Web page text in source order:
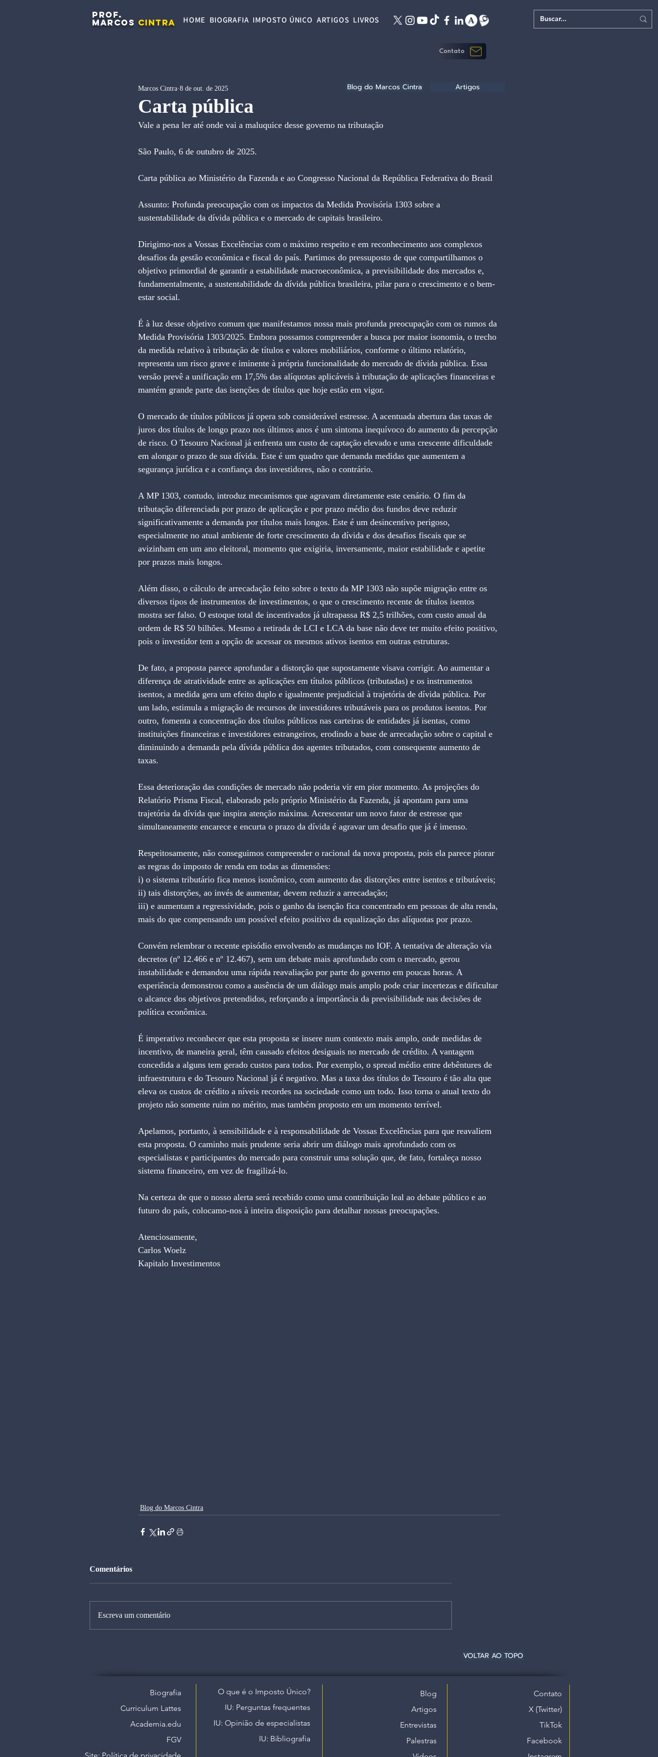
PROF.
MARCOS CINTRA HOME BIOGRAFIA IMPOSTO ÚNICO ARTIGOS LIVROS
Contato
Carta pública
Marcos Cintra 8 de out. de 2025
Vale a pena ler até onde vai a maluquice desse governo na tributação
São Paulo, 6 de outubro de 2025.
Carta pública ao Ministério da Fazenda e ao Congresso Nacional da República Federativa do Brasil
Assunto: Profunda preocupação com os impactos da Medida Provisória 1303 sobre a
sustentabilidade da dívida pública e o mercado de capitais brasileiro.
Dirigimo-nos a Vossas Excelências com o máximo respeito e em reconhecimento aos complexos
desafios da gestão econômica e fiscal do país. Partimos do pressuposto de que compartilhamos o
objetivo primordial de garantir a estabilidade macroeconômica, a previsibilidade dos mercados e,
fundamentalmente, a sustentabilidade da dívida pública brasileira, pilar para o crescimento e o bem-
estar social.
É à luz desse objetivo comum que manifestamos nossa mais profunda preocupação com os rumos da
Medida Provisória 1303/2025. Embora possamos compreender a busca por maior isonomia, o trecho
da medida relativo à tributação de títulos e valores mobiliários, conforme o último relatório,
representa um risco grave e iminente à própria funcionalidade do mercado de dívida pública. Essa
versão prevê a unificação em 17,5% das alíquotas aplicáveis à tributação de aplicações financeiras e
mantém grande parte das isenções de títulos que hoje estão em vigor.
O mercado de títulos públicos já opera sob considerável estresse. A acentuada abertura das taxas de
juros dos títulos de longo prazo nos últimos anos é um sintoma inequívoco do aumento da percepção
de risco. O Tesouro Nacional já enfrenta um custo de captação elevado e uma crescente dificuldade
em alongar o prazo de sua dívida. Este é um quadro que demanda medidas que aumentem a
segurança jurídica e a confiança dos investidores, não o contrário.
A MP 1303, contudo, introduz mecanismos que agravam diretamente este cenário. O fim da
tributação diferenciada por prazo de aplicação e por prazo médio dos fundos deve reduzir
significativamente a demanda por títulos mais longos. Este é um desincentivo perigoso,
especialmente no atual ambiente de forte crescimento da dívida e dos desafios fiscais que se
avizinham em um ano eleitoral, momento que exigiria, inversamente, maior estabilidade e apetite
por prazos mais longos.
Além disso, o cálculo de arrecadação feito sobre o texto da MP 1303 não supõe migração entre os
diversos tipos de instrumentos de investimentos, o que o crescimento recente de títulos isentos
mostra ser falso. O estoque total de incentivados já ultrapassa R$ 2,5 trilhões, com custo anual da
ordem de R$ 50 bilhões. Mesmo a retirada de LCI e LCA da base não deve ter muito efeito positivo,
pois o investidor tem a opção de acessar os mesmos ativos isentos em outras estruturas.
De fato, a proposta parece aprofundar a distorção que supostamente visava corrigir. Ao aumentar a
diferença de atratividade entre as aplicações em títulos públicos (tributadas) e os instrumentos
isentos, a medida gera um efeito duplo e igualmente prejudicial à trajetória de dívida pública. Por
um lado, estimula a migração de recursos de investidores tributáveis para os produtos isentos. Por
outro, fomenta a concentração dos títulos públicos nas carteiras de entidades já isentas, como
instituições financeiras e investidores estrangeiros, erodindo a base de arrecadação sobre o capital e
diminuindo a demanda pela dívida pública dos agentes tributados, com consequente aumento de
taxas.
Essa deterioração das condições de mercado não poderia vir em pior momento. As projeções do
Relatório Prisma Fiscal, elaborado pelo próprio Ministério da Fazenda, já apontam para uma
trajetória da dívida que inspira atenção máxima. Acrescentar um novo fator de estresse que
simultaneamente encarece e encurta o prazo da dívida é agravar um desafio que já é imenso.
Respeitosamente, não conseguimos compreender o racional da nova proposta, pois ela parece piorar
as regras do imposto de renda em todas as dimensões:
i) o sistema tributário fica menos isonômico, com aumento das distorções entre isentos e tributáveis;
ii) tais distorções, ao invés de aumentar, devem reduzir a arrecadação;
iii) e aumentam a regressividade, pois o ganho da isenção fica concentrado em pessoas de alta renda,
mais do que compensando um possível efeito positivo da equalização das alíquotas por prazo.
Convém relembrar o recente episódio envolvendo as mudanças no IOF. A tentativa de alteração via
decretos (nº 12.466 e nº 12.467), sem um debate mais aprofundado com o mercado, gerou
instabilidade e demandou uma rápida reavaliação por parte do governo em poucas horas. A
experiência demonstrou como a ausência de um diálogo mais amplo pode criar incertezas e dificultar
o alcance dos objetivos pretendidos, reforçando a importância da previsibilidade nas decisões de
política econômica.
É imperativo reconhecer que esta proposta se insere num contexto mais amplo, onde medidas de
incentivo, de maneira geral, têm causado efeitos desiguais no mercado de crédito. A vantagem
concedida a alguns tem gerado custos para todos. Por exemplo, o spread médio entre debêntures de
infraestrutura e do Tesouro Nacional já é negativo. Mas a taxa dos títulos do Tesouro é tão alta que
eleva os custos de crédito a níveis recordes na sociedade como um todo. Isso torna o atual texto do
projeto não somente ruim no mérito, mas também proposto em um momento terrível.
Apelamos, portanto, à sensibilidade e à responsabilidade de Vossas Excelências para que reavaliem
esta proposta. O caminho mais prudente seria abrir um diálogo mais aprofundado com os
especialistas e participantes do mercado para construir uma solução que, de fato, fortaleça nosso
sistema financeiro, em vez de fragilizá-lo.
Na certeza de que o nosso alerta será recebido como uma contribuição leal ao debate público e ao
futuro do país, colocamo-nos à inteira disposição para detalhar nossas preocupações.
Atenciosamente,
Carlos Woelz
Kapitalo Investimentos
Blog do Marcos Cintra
Comentários
Escreva um comentário
Blog do Marcos Cintra Artigos
VOLTAR AO TOPO
Biografia
Curriculum Lattes
Academia.edu
FGV
O que é o Imposto Único?
IU: Perguntas frequentes
IU: Opinião de especialistas
IU: Bibliografia
Blog
Artigos
Entrevistas
Palestras
Contato
X (Twitter)
TikTok
Facebook